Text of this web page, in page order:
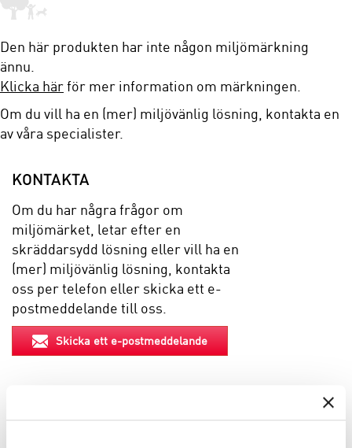
Den här produkten har inte någon miljömärkning
ännu.
Klicka härför mer information om märkningen.
Om du vill ha en (mer) miljövänlig lösning, kontakta en
av våra specialister.
KONTAKTA
Om du har några frågor om
miljömärket, letar efter en
skräddarsydd lösning eller vill ha en
(mer) miljövänlig lösning, kontakta
oss per telefon eller skicka ett e-
postmeddelande till oss.
Skicka ett e-postmeddelande
EGENSKAPER